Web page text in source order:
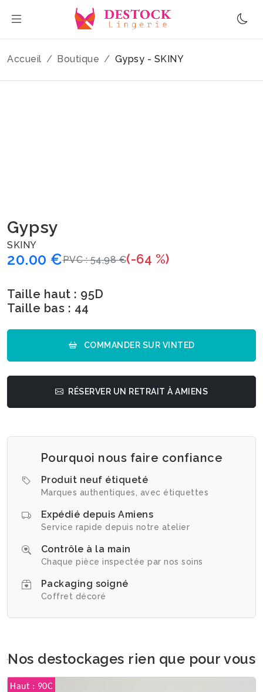
Accueil Boutique Gypsy - SKINY
Gypsy
SKINY
20.00 €PVC : 54,98 €(-64 %)
Taille haut : 95D
Taille bas : 44
COMMANDER SUR VINTED
RÉSERVER UN RETRAIT À AMIENS
Pourquoi nous faire confiance
Produit neuf étiqueté
Marques authentiques, avec étiquettes
Expédié depuis Amiens
Service rapide depuis notre atelier
Contrôle à la main
Chaque pièce inspectée par nos soins
Packaging soigné
Coffret décoré
Nos destockages rien que pour vous
Haut : 90C